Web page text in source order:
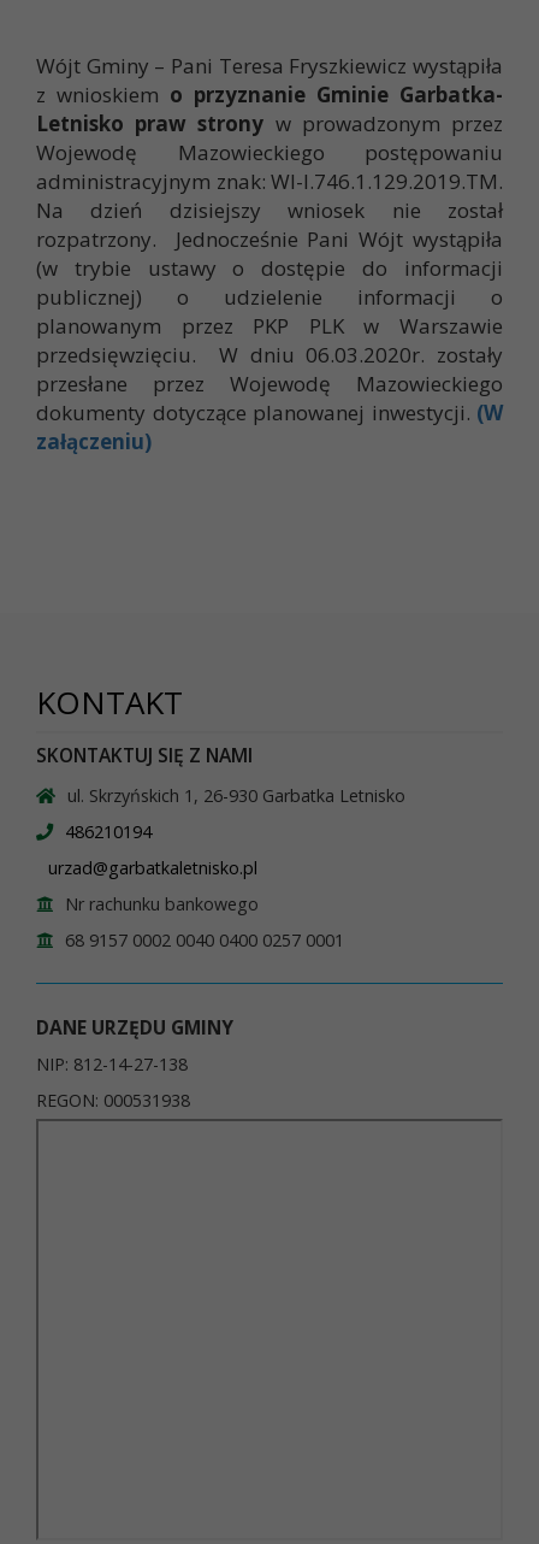
Wójt Gminy – Pani Teresa Fryszkiewicz wystąpiła
z wnioskiem o przyznanie Gminie Garbatka-
Letnisko praw strony w prowadzonym przez
Wojewodę Mazowieckiego postępowaniu
administracyjnym znak: WI-I.746.1.129.2019.TM.
Na dzień dzisiejszy wniosek nie został
rozpatrzony. Jednocześnie Pani Wójt wystąpiła
(w trybie ustawy o dostępie do informacji
publicznej) o udzielenie informacji o
planowanym przez PKP PLK w Warszawie
przedsięwzięciu. W dniu 06.03.2020r. zostały
przesłane przez Wojewodę Mazowieckiego
dokumenty dotyczące planowanej inwestycji. (W
załączeniu)
KONTAKT
SKONTAKTUJ SIĘ Z NAMI
ul. Skrzyńskich 1, 26-930 Garbatka Letnisko
486210194
urzad@garbatkaletnisko.pl
Nr rachunku bankowego
68 9157 0002 0040 0400 0257 0001
DANE URZĘDU GMINY
NIP: 812-14-27-138
REGON: 000531938